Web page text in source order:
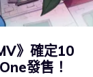
》確定10
發售！